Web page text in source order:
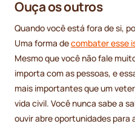
Ouça os outros
Quando você está fora de si,
Uma forma decombater esse
Mesmo que você não fale
importa com as pessoas, e
mais importantes que um
vida civil. Você nunca sabe a
ouvir abre oportunidades para